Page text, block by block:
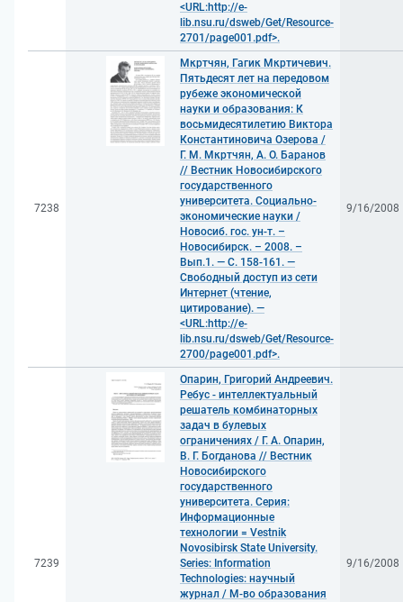
<URL:http://e-
lib.nsu.ru/dsweb/Get/Resource-
2701/page001.pdf>.
7238
Мкртчян, Гагик Мкртичевич.
Пятьдесят лет на передовом
рубеже экономической
науки и образования: К
восьмидесятилетию Виктора
Константиновича Озерова /
Г. М. Мкртчян, А. О. Баранов
// Вестник Новосибирского
государственного
университета. Социально-
экономические науки /
Новосиб. гос. ун-т. –
Новосибирск. – 2008. –
Вып.1. — С. 158-161. —
Свободный доступ из сети
Интернет (чтение,
цитирование). —
<URL:http://e-
lib.nsu.ru/dsweb/Get/Resource-
2700/page001.pdf>.
9/16/2008
7239
Опарин, Григорий Андреевич.
Ребус - интеллектуальный
решатель комбинаторных
задач в булевых
ограничениях / Г. А. Опарин,
В. Г. Богданова // Вестник
Новосибирского
государственного
университета. Серия:
Информационные
технологии = Vestnik
Novosibirsk State University.
Series: Information
Technologies: научный
журнал / М-во образования
9/16/2008